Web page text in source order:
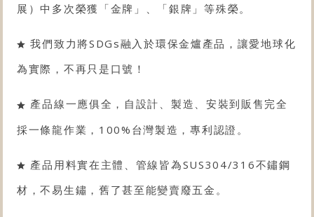
展）中多次榮獲「金牌」、「銀牌」等殊榮。
我們致力將SDGs融入於環保金爐產品，讓愛地球化
為實際，不再只是口號！
產品線一應俱全，自設計、製造、安裝到販售完全
採一條龍作業，100%台灣製造，專利認證。
產品用料實在主體、管線皆為SUS304/316不鏽鋼
材，不易生鏽，舊了甚至能變賣廢五金。